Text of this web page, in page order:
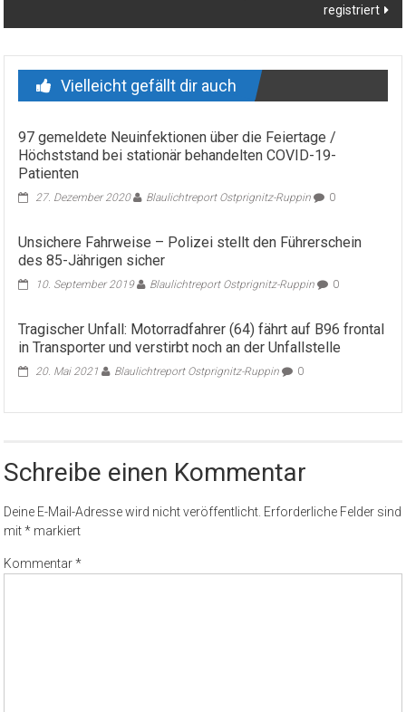
registriert
Vielleicht gefällt dir auch
97 gemeldete Neuinfektionen über die Feiertage /
Höchststand bei stationär behandelten COVID-19-
Patienten
27. Dezember 2020 Blaulichtreport Ostprignitz-Ruppin 0
Unsichere Fahrweise – Polizei stellt den Führerschein
des 85-Jährigen sicher
10. September 2019 Blaulichtreport Ostprignitz-Ruppin 0
Tragischer Unfall: Motorradfahrer (64) fährt auf B96 frontal
in Transporter und verstirbt noch an der Unfallstelle
20. Mai 2021 Blaulichtreport Ostprignitz-Ruppin 0
Schreibe einen Kommentar
Deine E-Mail-Adresse wird nicht veröffentlicht. Erforderliche Felder sind
mit* markiert
Kommentar*